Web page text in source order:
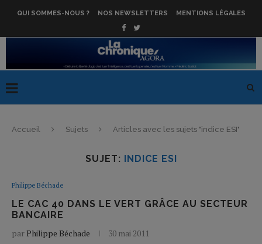
QUI SOMMES-NOUS ? NOS NEWSLETTERS MENTIONS LÉGALES
Accueil Sujets Articles avec les sujets "indice ESI"
SUJET: INDICE ESI
Philippe Béchade
LE CAC 40 DANS LE VERT GRÂCE AU SECTEUR
BANCAIRE
par Philippe Béchade 30 mai 2011